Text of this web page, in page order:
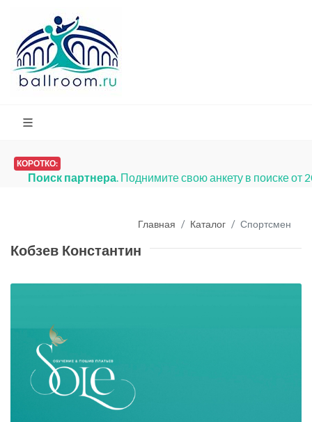
КОРОТКО:
Поиск партнера. Поднимите свою анкету в поиске от
Главная Каталог Спортсмен
Кобзев Константин